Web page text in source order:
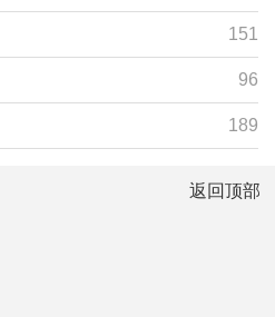
151
96
189
返回顶部